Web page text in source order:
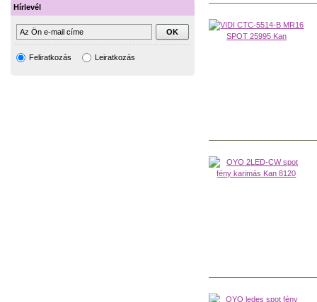
Hírlevél
Feliratkozás Leiratkozás